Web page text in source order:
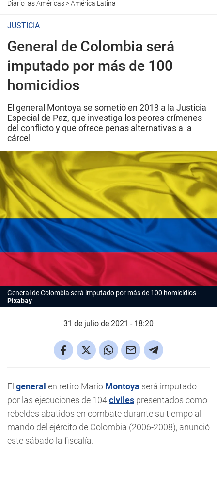
Diario las Américas>América Latina
JUSTICIA
General de Colombia será
imputado por más de 100
homicidios
El general Montoya se sometió en 2018 a la Justicia
Especial de Paz, que investiga los peores crímenes
del conflicto y que ofrece penas alternativas a la
cárcel
General de Colombia será imputado por más de 100 homicidios
Pixabay
31 de julio de 2021 - 18:20
El general en retiro Mario Montoya será imputado
por las ejecuciones de 104civiles presentados como
rebeldes abatidos en combate durante su tiempo al
mando del ejército de Colombia (2006-2008), anunció
este sábado la fiscalía.